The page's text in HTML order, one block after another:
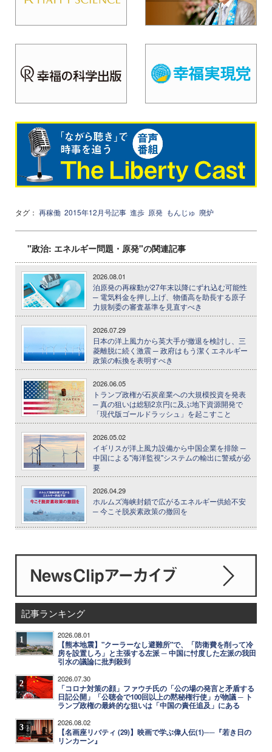
タグ： 再稼働 2015年12月号記事 進歩 原発 もんじゅ 廃炉
"政治: エネルギー問題・原発"の関連記事
2026.08.01
泊原発の再稼動が27年末以降にずれ込む可能性
─ 電気料金を押し上げ、物価高を助長する原子
力規制委の審査基準を見直すべき
2026.07.29
日本の洋上風力から英大手が撤退を検討し、三
菱離脱に続く激震 ─ 政府はもう潔くエネルギー
政策の転換を表明すべき
2026.06.05
トランプ政権が石炭産業への大規模投資を発表
─ 真の狙いは総額2京円に及ぶ地下資源開発で
「現代版ゴールドラッシュ」を起こすこと
2026.05.02
イギリスが洋上風力設備から中国企業を排除 ─
中国による"海洋監視"システムの輸出に警戒が必
要
2026.04.29
ホルムズ海峡封鎖で広がるエネルギー供給不安
─ 今こそ脱炭素政策の撤回を
記事ランキング
1 2026.08.01
【熊本地震】"クーラーなし避難所"で、「防衛費を削って冷
房を設置しろ」と主張する左派 ─ 中国に忖度した左派の我田
引水の議論に批判殺到
2 2026.07.30
「コロナ対策の顔」ファウチ氏の「公の場の発言と矛盾する
日記公開」「公聴会で100回以上の黙秘権行使」が物議 ─ ト
ランプ政権の最終的な狙いは「中国の責任追及」にある
3 2026.08.02
【名画座リバティ (29)】映画で学ぶ偉人伝(1)──『若き日の
リンカーン』